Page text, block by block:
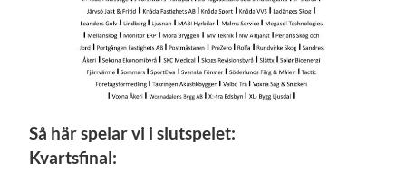
Så här spelar vi i slutspelet:
Kvartsfinal: